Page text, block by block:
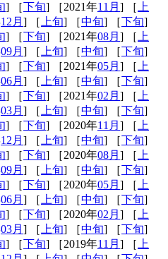
] ［下旬] ［2021年11月 ] ［ 上
12月 ] ［ 上旬] ［中旬] ［下旬]
] ［下旬] ［2021年08月 ] ［ 上
09月 ] ［ 上旬] ［中旬] ［下旬]
] ［下旬] ［2021年05月 ] ［ 上
06月 ] ［ 上旬] ［中旬] ［下旬]
] ［下旬] ［2021年02月 ] ［ 上
03月 ] ［ 上旬] ［中旬] ［下旬]
] ［下旬] ［2020年11月 ] ［ 上
12月 ] ［ 上旬] ［中旬] ［下旬]
] ［下旬] ［2020年08月 ] ［ 上
09月 ] ［ 上旬] ［中旬] ［下旬]
] ［下旬] ［2020年05月 ] ［ 上
06月 ] ［ 上旬] ［中旬] ［下旬]
] ［下旬] ［2020年02月 ] ［ 上
03月 ] ［ 上旬] ［中旬] ［下旬]
] ［下旬] ［2019年11月 ] ［ 上